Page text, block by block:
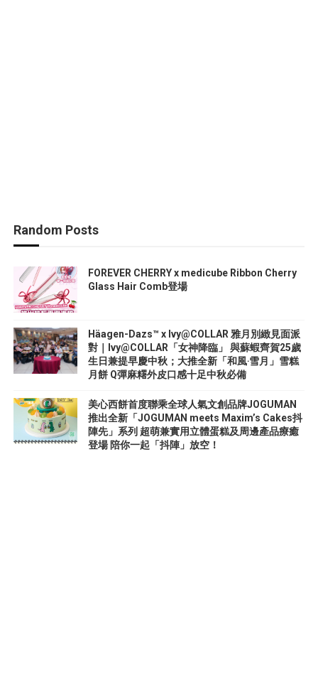
Random Posts
FOREVER CHERRY x medicube Ribbon Cherry
Glass Hair Comb登場
Häagen-Dazs™ x Ivy@COLLAR 雅月別緻見面派
對｜Ivy@COLLAR「女神降臨」 與蘇蝦齊賀25歲
生日兼提早慶中秋；大推全新「和風‧雪月」雪糕
月餅 Q彈麻糬外皮口感十足中秋必備
美心西餅首度聯乘全球人氣文創品牌JOGUMAN
推出全新「JOGUMAN meets Maxim’s Cakes抖
陣先」系列 超萌兼實用立體蛋糕及周邊產品療癒
登場 陪你一起「抖陣」放空！